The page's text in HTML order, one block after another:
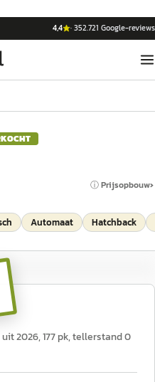
4,4 ·352.721 Google-reviews
ⓘ Prijsopbouw
Automaat Hatchback
2026, 177 pk, tellerstand 0